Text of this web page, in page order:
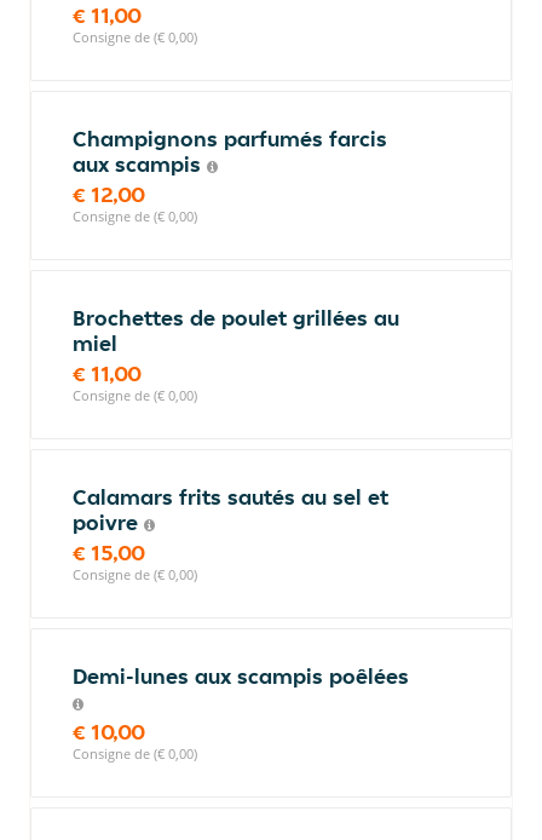
€ 11,00
Consigne de (€ 0,00)
Champignons parfumés farcis
aux scampis
€ 12,00
Consigne de (€ 0,00)
Brochettes de poulet grillées au
miel
€ 11,00
Consigne de (€ 0,00)
Calamars frits sautés au sel et
poivre
€ 15,00
Consigne de (€ 0,00)
Demi-lunes aux scampis poêlées
€ 10,00
Consigne de (€ 0,00)